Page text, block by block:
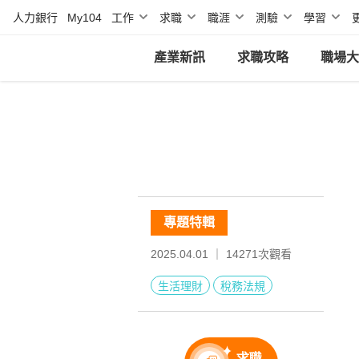
人力銀行 My104 工作 求職 職涯 測驗 學習
產業新訊 求職攻略 職場
專題特輯
2025.04.01 ｜ 14271次觀看
生活理財 稅務法規